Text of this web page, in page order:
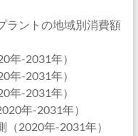
ラントの地域別消費額
年-2031年）
年-2031年）
年-2031年）
年-2031年）
（2020年-2031年）